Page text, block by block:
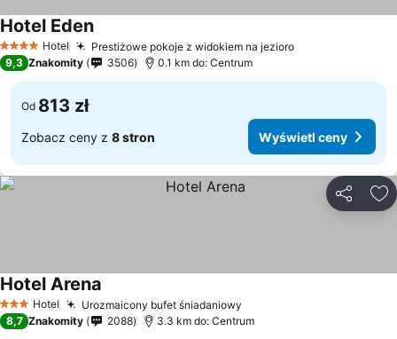
4 KategoriaHotel Prestiżowe pokoje z widokiem na jezioroWyświetl ceny
Hotel EdenWyświetl ceny
9,3 Znakomity 3506 0.1 km do: Centrum
Od 813 zł
Zobacz ceny z 8 stron Wyświetl ceny
3 Kategoria
Hotel Urozmaicony bufet śniadaniowy
Hotel Arena
8,7 Znakomity 2088 3.3 km do: Centrum